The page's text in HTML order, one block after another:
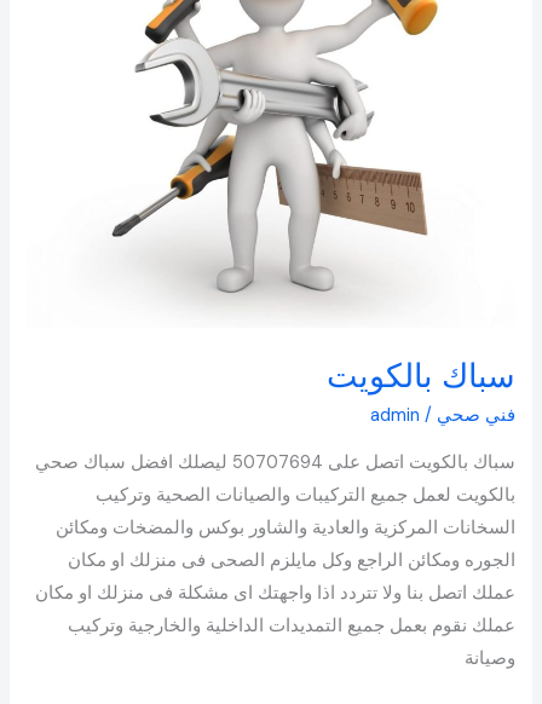
سباك بالكويت
فني صحي /
admin
سباك بالكويت اتصل على 50707694 ليصلك افضل سباك صحي
بالكويت لعمل جميع التركيبات والصيانات الصحية وتركيب
السخانات المركزية والعادية والشاور بوكس والمضخات ومكائن
الجوره ومكائن الراجع وكل مايلزم الصحى فى منزلك او مكان
عملك اتصل بنا ولا تتردد اذا واجهتك اى مشكلة فى منزلك او مكان
عملك نقوم بعمل جميع التمديدات الداخلية والخارجية وتركيب
وصيانة